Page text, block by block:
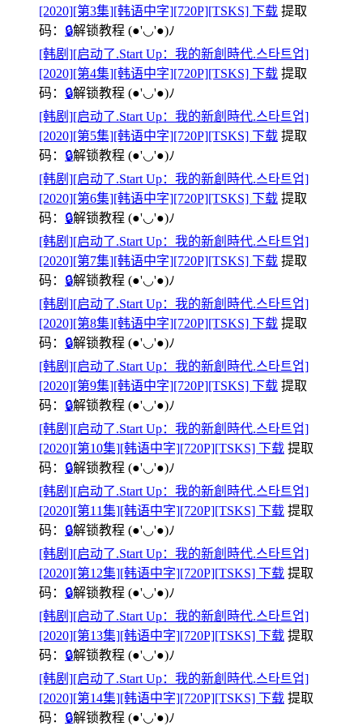
[2020][第3集][韩语中字][720P][TSKS] 下载 提取
码： 🔒解锁教程 (●'◡'●)ﾉ
[韩剧][启动了.Start Up：我的新創時代.스타트업]
[2020][第4集][韩语中字][720P][TSKS] 下载 提取
码： 🔒解锁教程 (●'◡'●)ﾉ
[韩剧][启动了.Start Up：我的新創時代.스타트업]
[2020][第5集][韩语中字][720P][TSKS] 下载 提取
码： 🔒解锁教程 (●'◡'●)ﾉ
[韩剧][启动了.Start Up：我的新創時代.스타트업]
[2020][第6集][韩语中字][720P][TSKS] 下载 提取
码： 🔒解锁教程 (●'◡'●)ﾉ
[韩剧][启动了.Start Up：我的新創時代.스타트업]
[2020][第7集][韩语中字][720P][TSKS] 下载 提取
码： 🔒解锁教程 (●'◡'●)ﾉ
[韩剧][启动了.Start Up：我的新創時代.스타트업]
[2020][第8集][韩语中字][720P][TSKS] 下载 提取
码： 🔒解锁教程 (●'◡'●)ﾉ
[韩剧][启动了.Start Up：我的新創時代.스타트업]
[2020][第9集][韩语中字][720P][TSKS] 下载 提取
码： 🔒解锁教程 (●'◡'●)ﾉ
[韩剧][启动了.Start Up：我的新創時代.스타트업]
[2020][第10集][韩语中字][720P][TSKS] 下载 提取
码： 🔒解锁教程 (●'◡'●)ﾉ
[韩剧][启动了.Start Up：我的新創時代.스타트업]
[2020][第11集][韩语中字][720P][TSKS] 下载 提取
码： 🔒解锁教程 (●'◡'●)ﾉ
[韩剧][启动了.Start Up：我的新創時代.스타트업]
[2020][第12集][韩语中字][720P][TSKS] 下载 提取
码： 🔒解锁教程 (●'◡'●)ﾉ
[韩剧][启动了.Start Up：我的新創時代.스타트업]
[2020][第13集][韩语中字][720P][TSKS] 下载 提取
码： 🔒解锁教程 (●'◡'●)ﾉ
[韩剧][启动了.Start Up：我的新創時代.스타트업]
[2020][第14集][韩语中字][720P][TSKS] 下载 提取
码： 🔒解锁教程 (●'◡'●)ﾉ